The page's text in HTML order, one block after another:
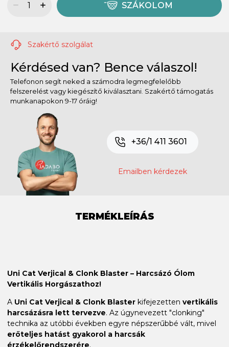
SZÁKOLOM
Szakértő szolgálat
Kérdésed van? Bence válaszol!
Telefonon segít neked a számodra legmegfelelőbb
felszerelést vagy kiegészítő kiválasztani. Szakértő támogatás
munkanapokon 9-17 óráig!
+36/1 411 3601
Emailben kérdezek
TERMÉKLEÍRÁS
Uni Cat Verjical & Clonk Blaster – Harcsázó Ólom
Vertikális Horgászathoz!
A Uni Cat Verjical & Clonk Blaster kifejezetten vertikális
harcsázásra lett tervezve. Az úgynevezett "clonking"
technika az utóbbi években egyre népszerűbbé vált, mivel
erőteljes hatást gyakorol a harcsák
érzékelőrendszerére.